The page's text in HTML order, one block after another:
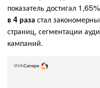
показатель достигал
в 4 раза стал
страниц, сегментации
кампаний.